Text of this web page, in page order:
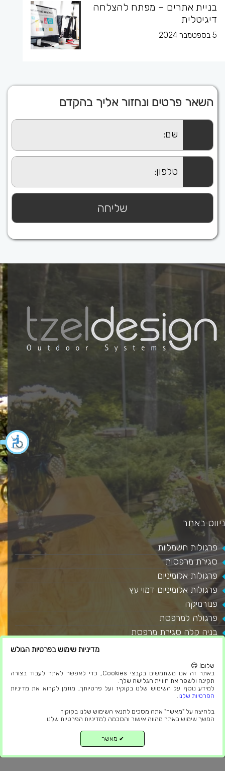
בניית אתרים – מפתח להצלחה
דיגיטלית
5 בספטמבר 2024
השאר פרטים ונחזור אליך בהקדם
ניווט באתר
פרגולות חשמליות
סגירת מרפסות
פרגולות אלומיניום
פרגולות אלומיניום דמוי עץ
פנורמיקה
פרגולה למרפסת
בניה קלה סגירת מרפסת
סגירת מרפסת שמש
גגות מבודדים
מאמרים
הצהרת נגישות
מדיניות שימוש בפרטיות הגולש
שלום! 😊
באתר זה אנו משתמשים בקבצי Cookies, כדי לאפשר לאתר לעבוד בצורה
תקינה ולשפר את חוויית הגלישה שלך.
למידע נוסף על השימוש שלנו בקוקיז ועל פרטיותך, מוזמן לקרוא את מדיניות
הפרטיות שלנו.
בלחיצה על "מאשר" אתה מסכים לתנאי השימוש שלנו בקוקיז.
המשך שימוש באתר מהווה אישור והסכמה למדיניות הפרטיות שלנו.
✔ מאשר